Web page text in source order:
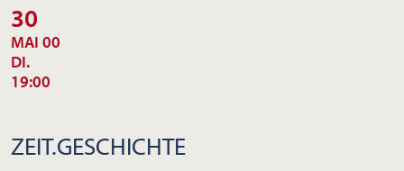
30
MAI 00
DI.
19:00
ZEIT.GESCHICHTE